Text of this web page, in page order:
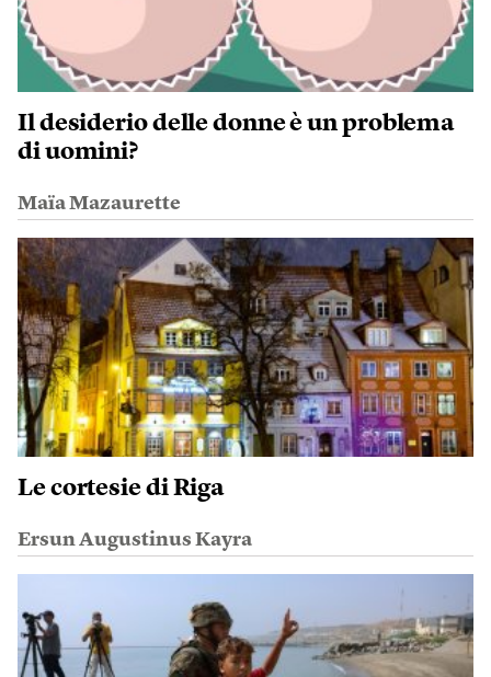
Il desiderio delle donne è un problema
di uomini?
Maïa Mazaurette
Le cortesie di Riga
Ersun Augustinus Kayra